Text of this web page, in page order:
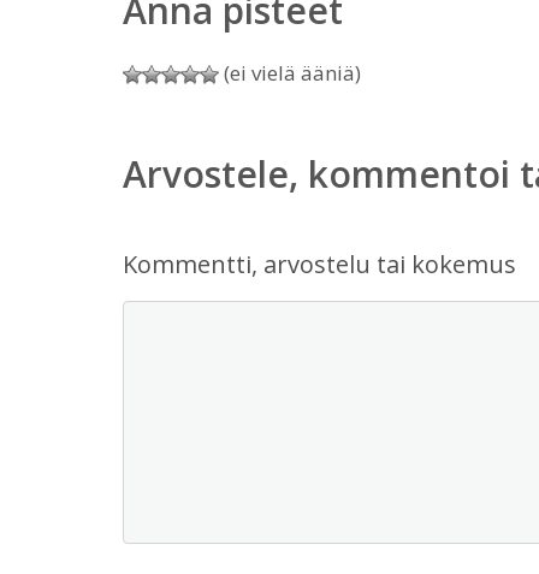
Anna pisteet
(ei vielä ääniä)
Arvostele, kommentoi
Kommentti, arvostelu tai kokemus